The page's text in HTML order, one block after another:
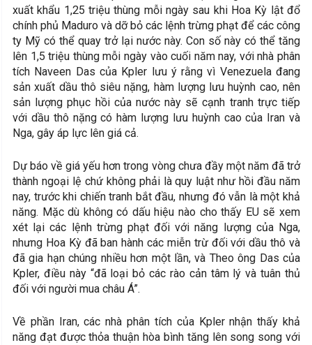
xuất khẩu 1,25 triệu thùng mỗi ngày sau khi Hoa Kỳ lật đổ
chính phủ Maduro và dỡ bỏ các lệnh trừng phạt để các công
ty Mỹ có thể quay trở lại nước này. Con số này có thể tăng
lên 1,5 triệu thùng mỗi ngày vào cuối năm nay, với nhà phân
tích Naveen Das của Kpler lưu ý rằng vì Venezuela đang
sản xuất dầu thô siêu nặng, hàm lượng lưu huỳnh cao, nên
sản lượng phục hồi của nước này sẽ cạnh tranh trực tiếp
với dầu thô nặng có hàm lượng lưu huỳnh cao của Iran và
Nga, gây áp lực lên giá cả.
Dự báo về giá yếu hơn trong vòng chưa đầy một năm đã trở
thành ngoại lệ chứ không phải là quy luật như hồi đầu năm
nay, trước khi chiến tranh bắt đầu, nhưng đó vẫn là một khả
năng. Mặc dù không có dấu hiệu nào cho thấy EU sẽ xem
xét lại các lệnh trừng phạt đối với năng lượng của Nga,
nhưng Hoa Kỳ đã ban hành các miễn trừ đối với dầu thô và
đã gia hạn chúng nhiều hơn một lần, và Theo ông Das của
Kpler, điều này “đã loại bỏ các rào cản tâm lý và tuân thủ
đối với người mua châu Á”.
Về phần Iran, các nhà phân tích của Kpler nhận thấy khả
năng đạt được thỏa thuận hòa bình tăng lên song song với